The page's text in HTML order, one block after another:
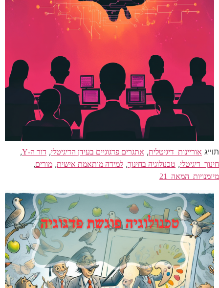
תוייג אוריינות_דיגיטלית, אתגרים פדגוגיים בעידן הדיגיטלי, דור ה-Y ,
חינוך_דיגיטלי, טכנולוגיה בחינוך, למידה מותאמת אישית, מורים,
מיומנויות_המאה_21